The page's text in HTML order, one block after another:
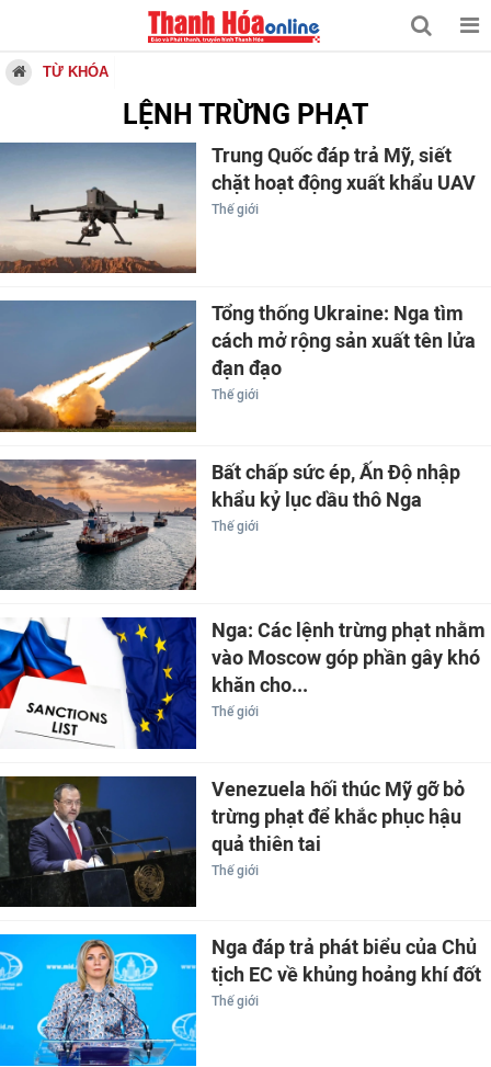
TỪ KHÓA
LỆNH TRỪNG PHẠT
Trung Quốc đáp trả Mỹ, siết
chặt hoạt động xuất khẩu UAV
Thế giới
Tổng thống Ukraine: Nga tìm
cách mở rộng sản xuất tên lửa
đạn đạo
Thế giới
Bất chấp sức ép, Ấn Độ nhập
khẩu kỷ lục dầu thô Nga
Thế giới
Nga: Các lệnh trừng phạt nhằm
vào Moscow góp phần gây khó
khăn cho...
Thế giới
Venezuela hối thúc Mỹ gỡ bỏ
trừng phạt để khắc phục hậu
quả thiên tai
Thế giới
Nga đáp trả phát biểu của Chủ
tịch EC về khủng hoảng khí đốt
Thế giới